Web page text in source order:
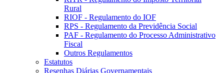
Rural
RIOF - Regulamento do IOF
RPS - Regulamento da Previdência Social
PAF - Regulamento do Processo Administrativo
Fiscal
Outros Regulamentos
Estatutos
Resenhas Diárias Governamentais